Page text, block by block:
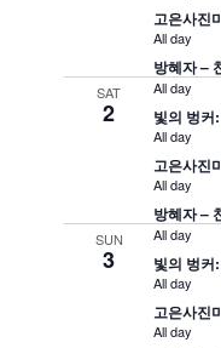
고은사진
All day
방혜자 –
SAT
2
All day
빛의 벙
All day
고은사진
All day
방혜자 –
SUN
3
All day
빛의 벙
All day
고은사진
All day